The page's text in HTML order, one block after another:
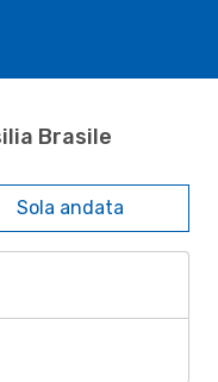
Brasile
Sola andata